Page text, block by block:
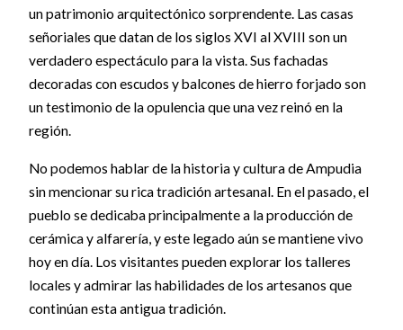
un patrimonio arquitectónico sorprendente. Las casas
señoriales que datan de los siglos XVI al XVIII son un
verdadero espectáculo para la vista. Sus fachadas
decoradas con escudos y balcones de hierro forjado son
un testimonio de la opulencia que una vez reinó en la
región.
No podemos hablar de la historia y cultura de Ampudia
sin mencionar su rica tradición artesanal. En el pasado, el
pueblo se dedicaba principalmente a la producción de
cerámica y alfarería, y este legado aún se mantiene vivo
hoy en día. Los visitantes pueden explorar los talleres
locales y admirar las habilidades de los artesanos que
continúan esta antigua tradición.